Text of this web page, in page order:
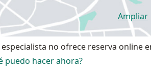
Ampliar
se
especialista no ofrece reserva online
puedo hacer ahora?